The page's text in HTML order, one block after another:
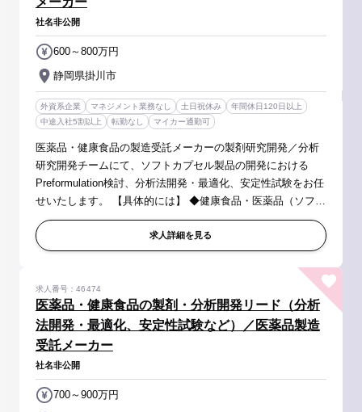
社名非公開
静岡県掛川市
600～800万円
外資系企業 マネジメント業務なし 土日祝休み
年間休日120日以上
中途入社5割以上
転勤なし マイカー通勤可
医薬品・健康食品の製造受託メーカーの製剤研究開発／分析
研究開発チームにて、ソフトカプセル製品の開発における
Preformulation検討、分析法開発・最適化、安定性試験をお任
せいたします。 【具体的には】 ◆健康食品・医薬品（ソフト
カプセル）の製品開発（製剤／分析） ・Preformulation研
究、製剤開発、分析法開...求人詳細を見る
医薬品・健康食品の製剤・分析開発リード（分析
法開発・最適化、安定性試験など）／医薬品製造
受託メーカー
求人番号：46474
社名非公開
700～900万円